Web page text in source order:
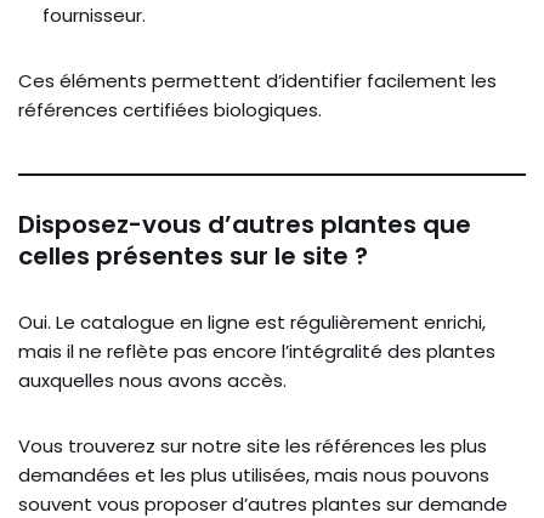
fournisseur.
Ces éléments permettent d’identifier facilement les
références certifiées biologiques.
Disposez-vous d’autres plantes que
celles présentes sur le site ?
Oui. Le catalogue en ligne est régulièrement enrichi,
mais il ne reflète pas encore l’intégralité des plantes
auxquelles nous avons accès.
Vous trouverez sur notre site les références les plus
demandées et les plus utilisées, mais nous pouvons
souvent vous proposer d’autres plantes sur demande